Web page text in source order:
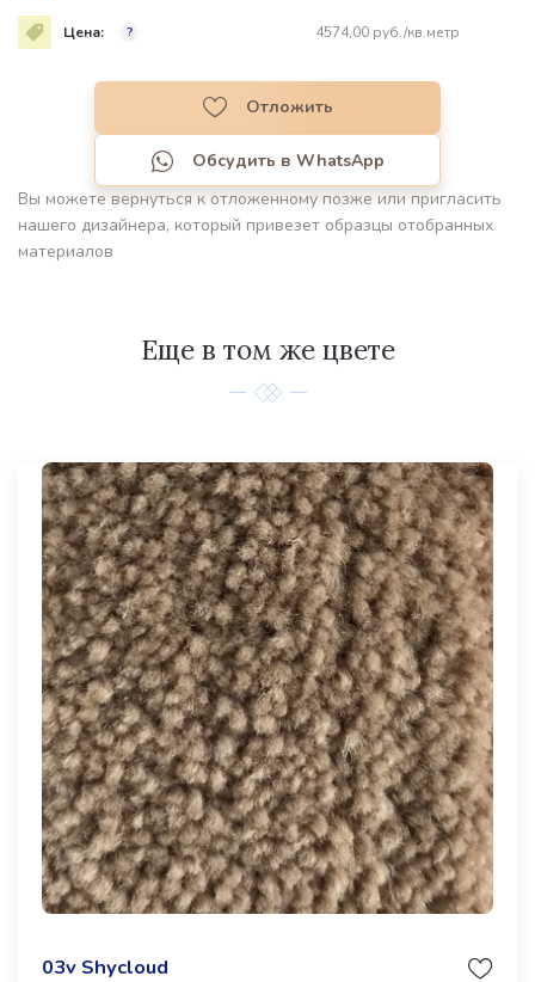
Цена: ? 4574,00 руб./кв.метр
Отложить
Обсудить в WhatsApp
Вы можете вернуться к отложенному позже или пригласить
нашего дизайнера, который привезет образцы отобранных
материалов
Еще в том же цвете
03v Shycloud